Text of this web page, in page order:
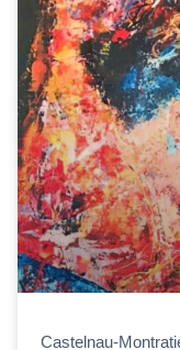
Castelnau-